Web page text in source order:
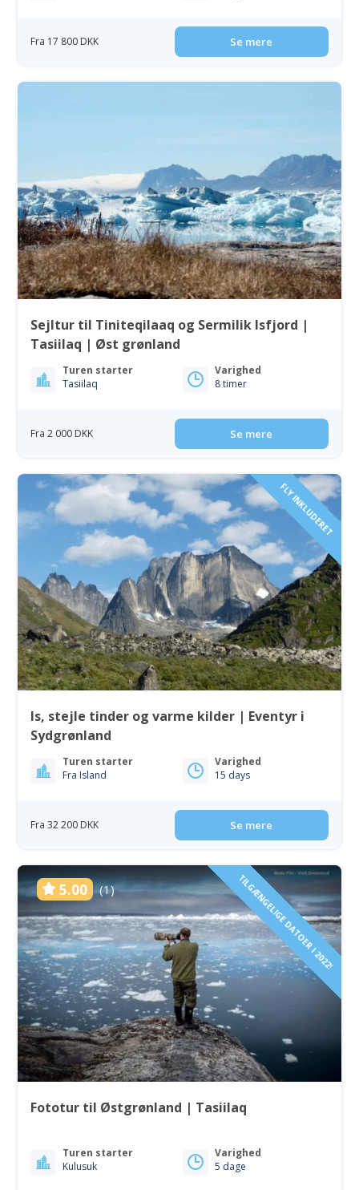
Fra 17 800 DKK Se mere
Sejltur til Tiniteqilaaq og Sermilik Isfjord |
Tasiilaq | Øst grønland
Turen starter
Tasiilaq
Varighed
8 timer
Fra 2 000 DKK Se mere
FLY INKLUDERET
Is, stejle tinder og varme kilder | Eventyr i
Sydgrønland
Turen starter
Fra Island
Varighed
15 days
Fra 32 200 DKK Se mere
5.00 (1) TILGÆNGELIGE DATOER I 2022!
Fototur til Østgrønland | Tasiilaq
Turen starter
Kulusuk
Varighed
5 dage